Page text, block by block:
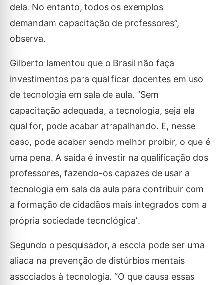
dela. No entanto, todos os exemplos
demandam capacitação de professores”,
observa.
Gilberto lamentou que o Brasil não faça
investimentos para qualificar docentes em uso
de tecnologia em sala de aula. “Sem
capacitação adequada, a tecnologia, seja ela
qual for, pode acabar atrapalhando. E, nesse
caso, pode acabar sendo melhor proibir, o que é
uma pena. A saída é investir na qualificação dos
professores, fazendo-os capazes de usar a
tecnologia em sala da aula para contribuir com
a formação de cidadãos mais integrados com a
própria sociedade tecnológica”.
Segundo o pesquisador, a escola pode ser uma
aliada na prevenção de distúrbios mentais
associados à tecnologia. “O que causa essas